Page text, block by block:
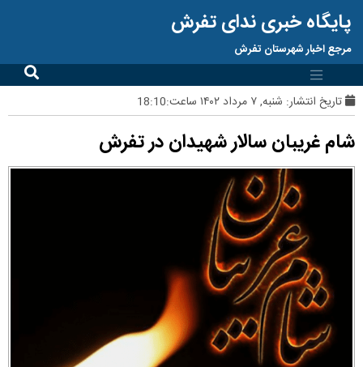
پایگاه خبری ندای تفرش
مرجع اخبار شهرستان تفرش
تاریخ انتشار: شنبه, ۷ مرداد ۱۴۰۲ ساعت:18:10
شام غریبان سالار شهیدان در تفرش